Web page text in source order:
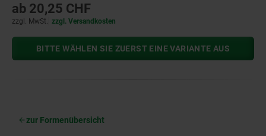
ab 20,25 CHF
zzgl. MwSt. zzgl. Versandkosten
BITTE WÄHLEN SIE ZUERST EINE VARIANTE AUS
zur Formenübersicht